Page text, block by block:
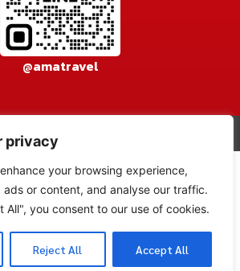
privacy
your browsing experience,
ads or content, and analyse our traffic.
All", you consent to our use of cookies.
Reject All Accept All
@amatravel
CO., LTD. All rights reserved.
Powered by